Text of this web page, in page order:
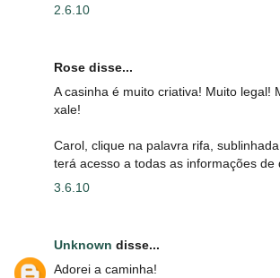
2.6.10
Rose disse...
A casinha é muito criativa! Muito legal!
xale!
Carol, clique na palavra rifa,
terá acesso a todas as informações de
3.6.10
Unknown disse...
Adorei a caminha!